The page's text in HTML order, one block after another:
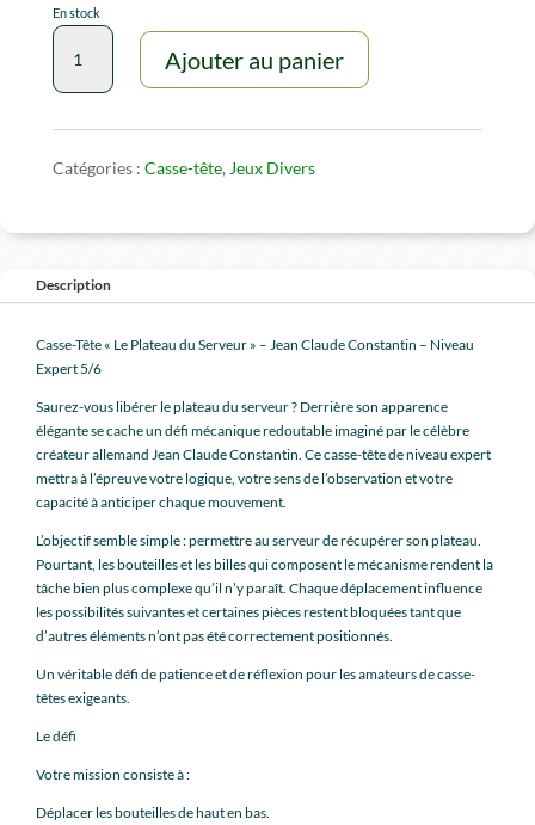
En stock
quantité
Casse-
Bouteilles
Ajouter au panier
Catégories : Casse-tête, Jeux Divers
Description
Casse-Tête « Le Plateau du Serveur » – Jean Claude Constantin – Niveau
Expert 5/6
Saurez-vous libérer le plateau du serveur ? Derrière son apparence
élégante se cache un défi mécanique redoutable imaginé par le célèbre
créateur allemand Jean Claude Constantin. Ce casse-tête de niveau expert
mettra à l’épreuve votre logique, votre sens de l’observation et votre
capacité à anticiper chaque mouvement.
L’objectif semble simple : permettre au serveur de récupérer son plateau.
Pourtant, les bouteilles et les billes qui composent le mécanisme rendent la
tâche bien plus complexe qu’il n’y paraît. Chaque déplacement influence
les possibilités suivantes et certaines pièces restent bloquées tant que
d’autres éléments n’ont pas été correctement positionnés.
Un véritable défi de patience et de réflexion pour les amateurs de casse-
têtes exigeants.
Le défi
Votre mission consiste à :
Déplacer les bouteilles de haut en bas.